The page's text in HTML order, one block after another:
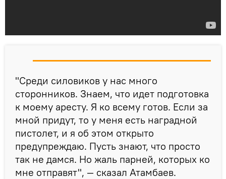
"Среди силовиков у нас много
сторонников. Знаем, что идет подготовка
к моему аресту. Я ко всему готов. Если за
мной придут, то у меня есть наградной
пистолет, и я об этом открыто
предупреждаю. Пусть знают, что просто
так не дамся. Но жаль парней, которых ко
мне отправят", — сказал Атамбаев.